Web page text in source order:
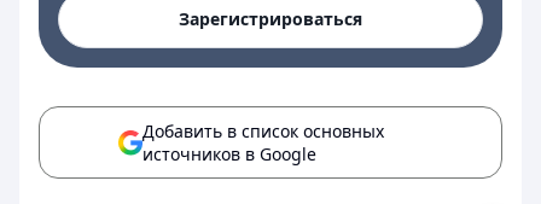
Зарегистрироваться
Добавить в список основных
источников в Google